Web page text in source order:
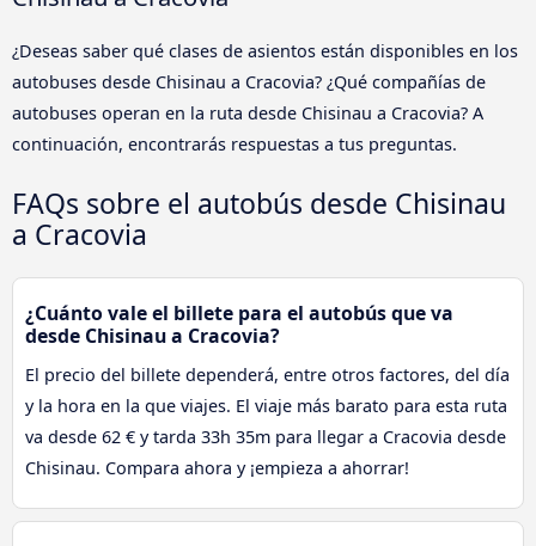
¿Deseas saber qué clases de asientos están disponibles en los
autobuses desde Chisinau a Cracovia? ¿Qué compañías de
autobuses operan en la ruta desde Chisinau a Cracovia? A
continuación, encontrarás respuestas a tus preguntas.
FAQs sobre el autobús desde Chisinau
a Cracovia
¿Cuánto vale el billete para el autobús que va
desde Chisinau a Cracovia?
El precio del billete dependerá, entre otros factores, del día
y la hora en la que viajes. El viaje más barato para esta ruta
va desde 62 € y tarda 33h 35m para llegar a Cracovia desde
Chisinau. Compara ahora y ¡empieza a ahorrar!